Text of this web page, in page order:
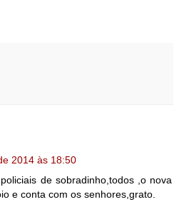
2014 às 18:50
de sobradinho,todos ,o nova
e conta com os senhores,grato.